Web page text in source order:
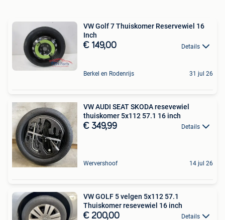
VW Golf 7 Thuiskomer Reservewiel 16
Inch
€ 149,00 Details
Berkel en Rodenrijs 31 jul 26
VW AUDI SEAT SKODA resevewiel
thuiskomer 5x112 57.1 16 inch
€ 349,99 Details
Wervershoof 14 jul 26
VW GOLF 5 velgen 5x112 57.1
Thuiskomer resevewiel 16 inch
€ 200,00 Details